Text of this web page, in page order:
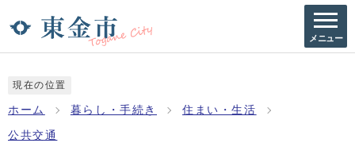
メニュー
現在の位置
ホーム 暮らし・手続き 住まい・生活
公共交通